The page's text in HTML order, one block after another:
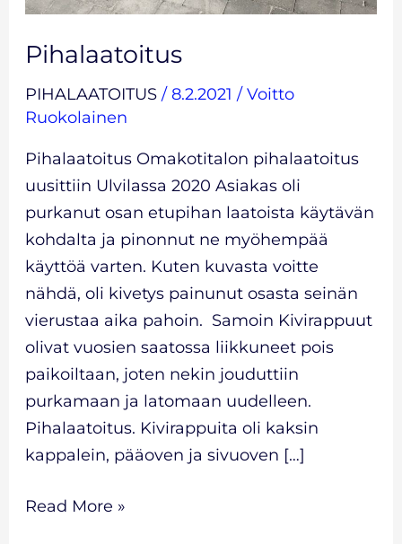
Pihalaatoitus
PIHALAATOITUS/ 8.2.2021 / Voitto
Ruokolainen
Pihalaatoitus Omakotitalon pihalaatoitus
uusittiin Ulvilassa 2020 Asiakas oli
purkanut osan etupihan laatoista käytävän
kohdalta ja pinonnut ne myöhempää
käyttöä varten. Kuten kuvasta voitte
nähdä, oli kivetys painunut osasta seinän
vierustaa aika pahoin. Samoin Kivirappuut
olivat vuosien saatossa liikkuneet pois
paikoiltaan, joten nekin jouduttiin
purkamaan ja latomaan uudelleen.
Pihalaatoitus. Kivirappuita oli kaksin
kappalein, pääoven ja sivuoven […]
Read More »